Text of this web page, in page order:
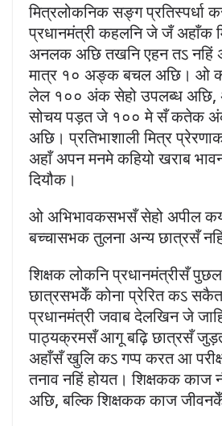
मित्रलोकनिक सङ्ग प्रतिस्पर्धा
प्रधानमंत्री कहलनि जे जँ
अनलक अछि तखनि एहन तऽ
मात्र १० अङ्क बचल अछि। ओ
लेल १०० अंक सेहो उपलब्ध अछि,
सोचय पड़त जे १०० मे सँ कतेक
अछि। प्रतिभाशाली मित्र
अहाँ अपन मनमे कहियो खराब
दियौक।
ओ अभिभावकसभसँ सेहो अपील
बच्चासभक तुलना अन्य छात्रसँ
शिक्षक लोकनि प्रधानमंत्रीसँ
छात्रसभकेँ कोना प्रेरित कऽ
प्रधानमंत्री जवाब देलखिन जे
पाठ्यक्रमसँ आगू बढ़ि छात्रसँ
अहाँसँ खुलि कऽ गप्प करत आ
तनाव नहिं होयत। शिक्षकक काज
अछि, बल्कि शिक्षकक काज